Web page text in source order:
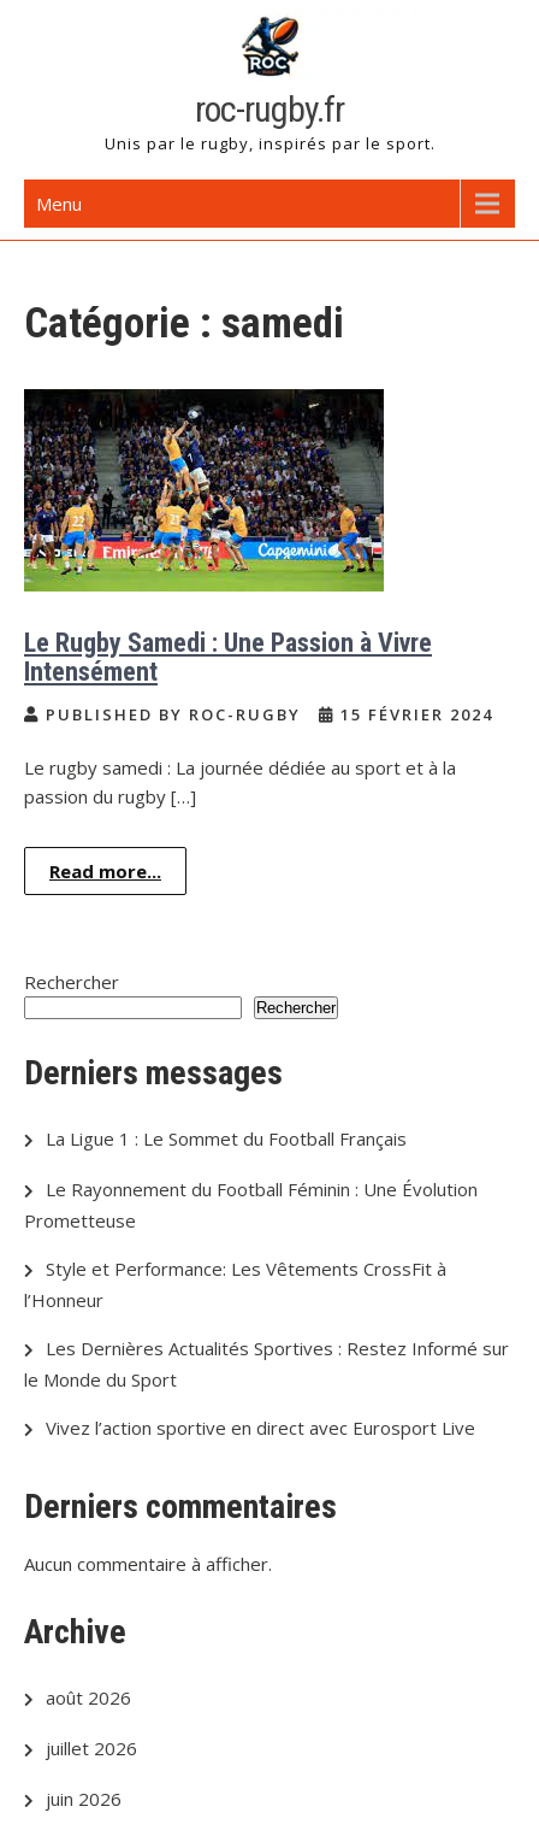
roc-rugby.fr
Unis par le rugby, inspirés par le sport.
Menu
Catégorie : samedi
Le Rugby Samedi : Une Passion à Vivre
Intensément
PUBLISHED BY ROC-RUGBY 15 FÉVRIER 2024
Le rugby samedi : La journée dédiée au sport et à la
passion du rugby […]
Read more...
Rechercher
Rechercher
Derniers messages
La Ligue 1 : Le Sommet du Football Français
Le Rayonnement du Football Féminin : Une Évolution
Prometteuse
Style et Performance: Les Vêtements CrossFit à
l’Honneur
Les Dernières Actualités Sportives : Restez Informé sur
le Monde du Sport
Vivez l’action sportive en direct avec Eurosport Live
Derniers commentaires
Aucun commentaire à afficher.
Archive
août 2026
juillet 2026
juin 2026